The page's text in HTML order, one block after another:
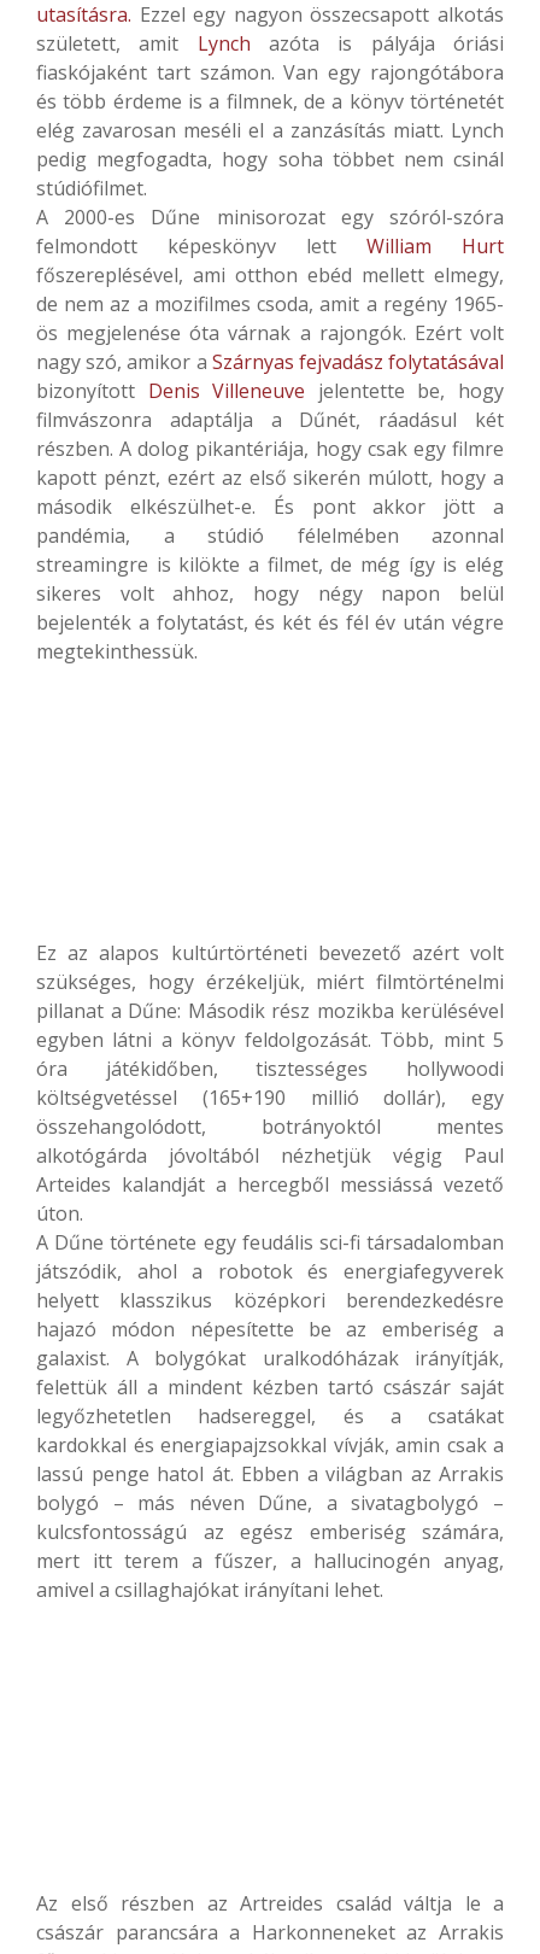
utasításra. Ezzel egy nagyon összecsapott alkotás
született, amit Lynch azóta is pályája óriási
fiaskójaként tart számon. Van egy rajongótábora
és több érdeme is a filmnek, de a könyv történetét
elég zavarosan meséli el a zanzásítás miatt. Lynch
pedig megfogadta, hogy soha többet nem csinál
stúdiófilmet.
A 2000-es Dűne minisorozat egy szóról-szóra
felmondott képeskönyv lett William Hurt
főszereplésével, ami otthon ebéd mellett elmegy,
de nem az a mozifilmes csoda, amit a regény 1965-
ös megjelenése óta várnak a rajongók. Ezért volt
nagy szó, amikor a Szárnyas fejvadász folytatásával
bizonyított Denis Villeneuve jelentette be, hogy
filmvászonra adaptálja a Dűnét, ráadásul két
részben. A dolog pikantériája, hogy csak egy filmre
kapott pénzt, ezért az első sikerén múlott, hogy a
második elkészülhet-e. És pont akkor jött a
pandémia, a stúdió félelmében azonnal
streamingre is kilökte a filmet, de még így is elég
sikeres volt ahhoz, hogy négy napon belül
bejelenték a folytatást, és két és fél év után végre
megtekinthessük.
Ez az alapos kultúrtörténeti bevezető azért volt
szükséges, hogy érzékeljük, miért filmtörténelmi
pillanat a Dűne: Második rész mozikba kerülésével
egyben látni a könyv feldolgozását. Több, mint 5
óra játékidőben, tisztességes hollywoodi
költségvetéssel (165+190 millió dollár), egy
összehangolódott, botrányoktól mentes
alkotógárda jóvoltából nézhetjük végig Paul
Arteides kalandját a hercegből messiássá vezető
úton.
A Dűne története egy feudális sci-fi társadalomban
játszódik, ahol a robotok és energiafegyverek
helyett klasszikus középkori berendezkedésre
hajazó módon népesítette be az emberiség a
galaxist. A bolygókat uralkodóházak irányítják,
felettük áll a mindent kézben tartó császár saját
legyőzhetetlen hadsereggel, és a csatákat
kardokkal és energiapajzsokkal vívják, amin csak a
lassú penge hatol át. Ebben a világban az Arrakis
bolygó – más néven Dűne, a sivatagbolygó –
kulcsfontosságú az egész emberiség számára,
mert itt terem a fűszer, a hallucinogén anyag,
amivel a csillaghajókat irányítani lehet.
Az első részben az Artreides család váltja le a
császár parancsára a Harkonneneket az Arrakis